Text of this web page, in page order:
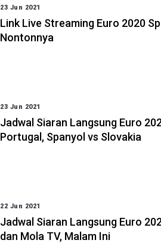
23 Jun 2021
Link Live Streaming Euro 2020
Nontonnya
23 Jun 2021
Jadwal Siaran Langsung Euro
Portugal, Spanyol vs Slovakia
22 Jun 2021
Jadwal Siaran Langsung Euro
dan Mola TV, Malam Ini